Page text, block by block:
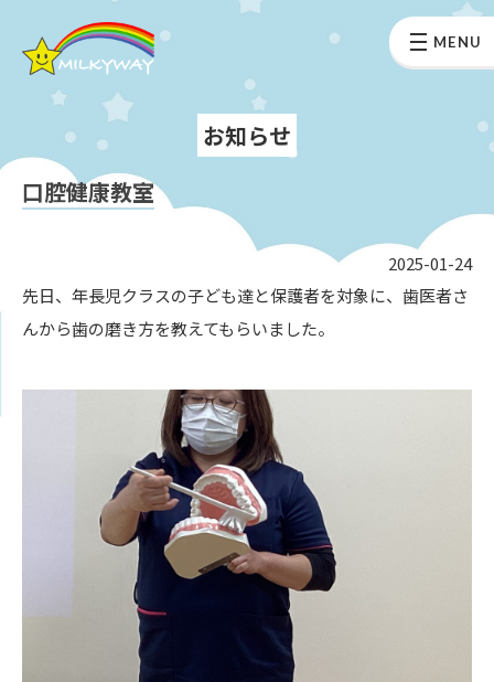
MENU
お知らせ
口腔健康教室
2025-01-24
先日、年長児クラスの子ども達と保護者を対象に、歯医者さ
んから歯の磨き方を教えてもらいました。